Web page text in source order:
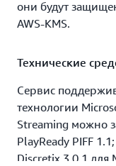
они будут
AWS‑KMS.
Технические
Сервис
технологии
Streaming можно
PlayReady PIFF
Discretix 3.0.1 для